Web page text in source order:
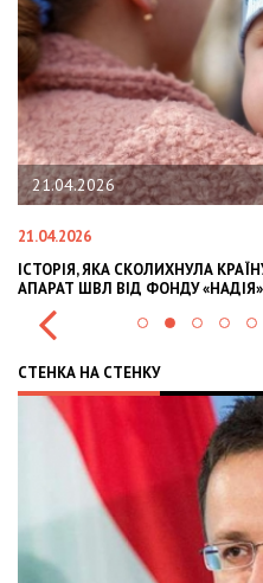
21.04.2026
21.04.2026
ІСТОРІЯ, ЯКА СКОЛИХНУЛА
АПАРАТ ШВЛ ВІД ФОНДУ «НАДІЯ»
СТЕНКА НА СТЕНКУ